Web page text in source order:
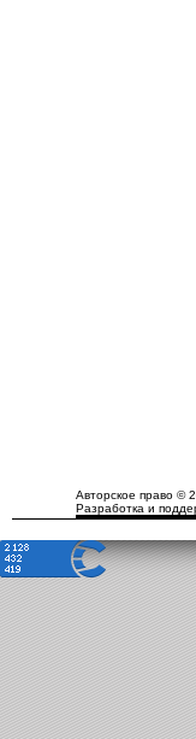
Авторское право ©
Разработка и